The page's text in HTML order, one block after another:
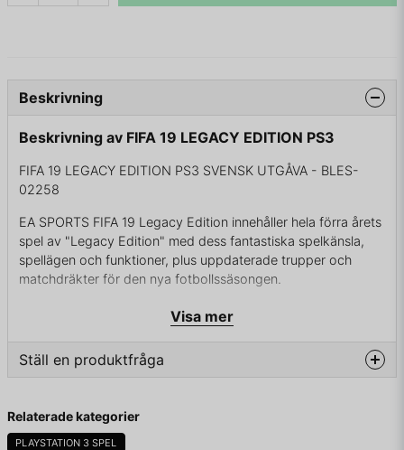
Beskrivning
Beskrivning av FIFA 19 LEGACY EDITION PS3
FIFA 19 LEGACY EDITION PS3 SVENSK UTGÅVA - BLES-
02258
EA SPORTS FIFA 19 Legacy Edition innehåller hela förra årets
spel av "Legacy Edition" med dess fantastiska spelkänsla,
spellägen och funktioner, plus uppdaterade trupper och
matchdräkter för den nya fotbollssäsongen.
Presentation: FIFA 19 Legacy Edition har en uppdaterad
visuell identitet och nya menyer.
Spellägen (desamma som hos FIFA 18 Legacy Edition):
- Avspark
- Turneringar – Licensierade och eget utformade
- Internationell kvinnocup
Visa mer
Ställ en produktfråga
Fråga oss något om denna produkten...
Relaterade kategorier
PLAYSTATION 3 SPEL